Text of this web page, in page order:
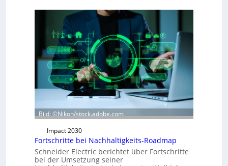
a
u
s
r
i
c
h
t
u
n
d
e
r
Bild: ©Nikon/stock.adobe.com
Impact 2030
Fortschritte bei Nachhaltigkeits-Roadmap
Schneider Electric berichtet über Fortschritte
bei der Umsetzung seiner